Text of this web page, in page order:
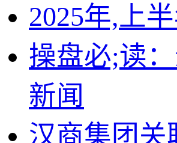
2025年,上
操盘必;读
新闻
汉商集团关